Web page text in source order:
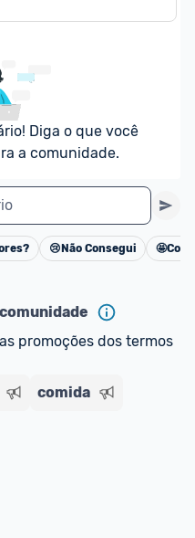
Diga o que você
a comunidade.
Cancelar
😢 Não Consegui 🤩
promoções dos termos
comida